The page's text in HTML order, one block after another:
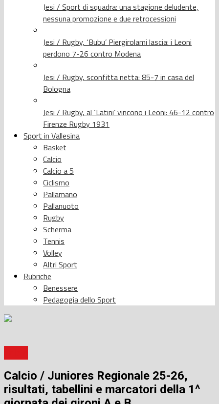
Jesi / Sport di squadra: una stagione deludente,
nessuna promozione e due retrocessioni
Jesi / Rugby, ‘Bubu’ Piergirolami lascia: i Leoni
perdono 7-26 contro Modena
Jesi / Rugby, sconfitta netta: 85-7 in casa del
Bologna
Jesi / Rugby, al ‘Latini’ vincono i Leoni: 46-12 contro
Firenze Rugby 1931
Sport in Vallesina
Basket
Calcio
Calcio a 5
Ciclismo
Pallamano
Pallanuoto
Rugby
Scherma
Tennis
Volley
Altri Sport
Rubriche
Benessere
Pedagogia dello Sport
Calcio / Juniores Regionale 25-26,
risultati, tabellini e marcatori della 1^